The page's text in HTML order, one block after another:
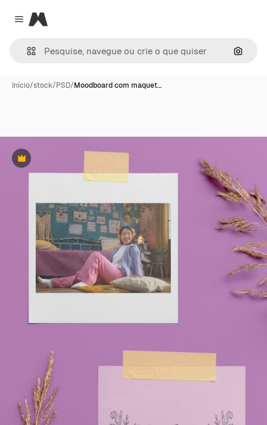
Close menu
Magnific
Início/stock/PSD/Moodboard com maquet…
Premium